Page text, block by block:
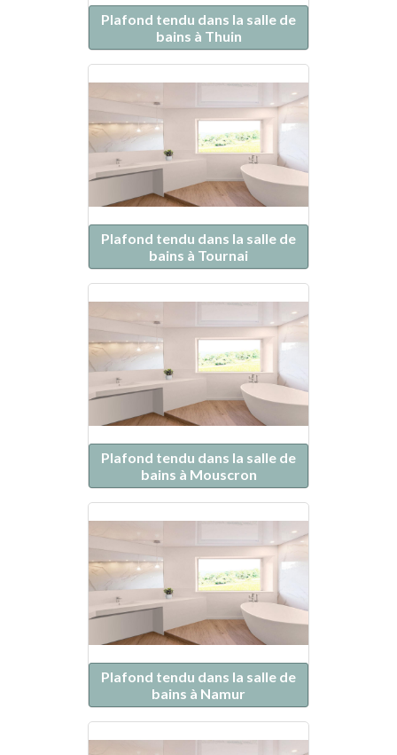
Plafond tendu dans la salle de
bains à Thuin
Plafond tendu dans la salle de
bains à Tournai
Plafond tendu dans la salle de
bains à Mouscron
Plafond tendu dans la salle de
bains à Namur